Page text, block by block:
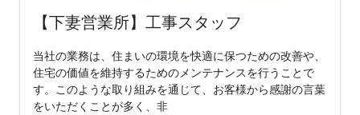
【下妻営業所】工事スタッフ
当社の業務は、住まいの環境を快適に保つための改善や、
住宅の価値を維持するためのメンテナンスを行うことで
す。このような取り組みを通じて、お客様から感謝の言葉
をいただくことが多く、非